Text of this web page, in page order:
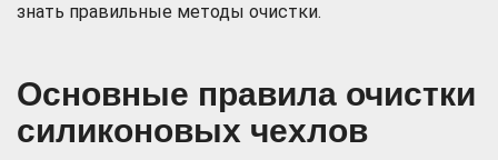
знать правильные методы очистки.
Основные правила очистки
силиконовых чехлов